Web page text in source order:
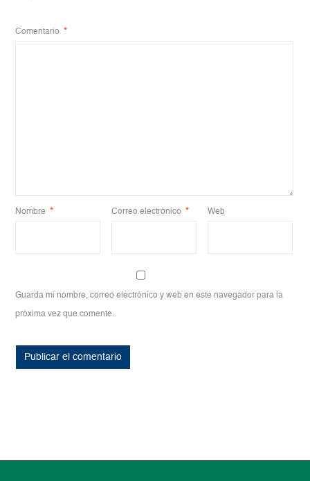
Comentario *
Nombre * Correo electrónico * Web
Guarda mi nombre, correo electrónico y web en este navegador para la
próxima vez que comente.